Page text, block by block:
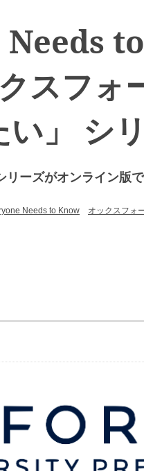
スフォ
」 シリ
ーズがオンライン版で
Needs to Know オックスフォ